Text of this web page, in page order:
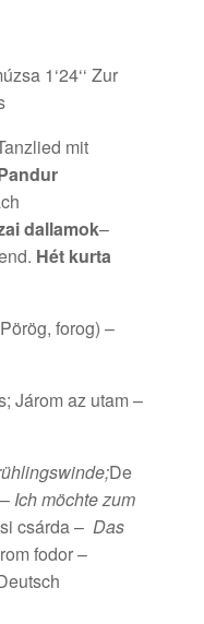
1‘24‘‘ Zur
mit
dallamok–
Hét kurta
forog) –
Járom az utam –
De
Ich möchte zum
csárda – Das
fodor –